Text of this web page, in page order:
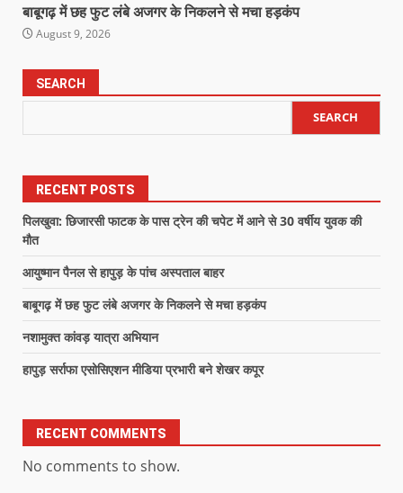
बाबूगढ़ में छह फुट लंबे अजगर के निकलने से मचा हड़कंप
August 9, 2026
SEARCH
SEARCH
RECENT POSTS
पिलखुवा: छिजारसी फाटक के पास ट्रेन की चपेट में आने से 30 वर्षीय युवक की
मौत
आयुष्मान पैनल से हापुड़ के पांच अस्पताल बाहर
बाबूगढ़ में छह फुट लंबे अजगर के निकलने से मचा हड़कंप
नशामुक्त कांवड़ यात्रा अभियान
हापुड़ सर्राफा एसोसिएशन मीडिया प्रभारी बने शेखर कपूर
RECENT COMMENTS
No comments to show.